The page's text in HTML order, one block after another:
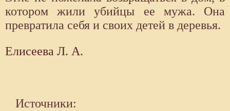
котором жили убийцы ее мужа. Она
превратила себя и своих детей в деревья.
Елисеева Л. А.
Источники: